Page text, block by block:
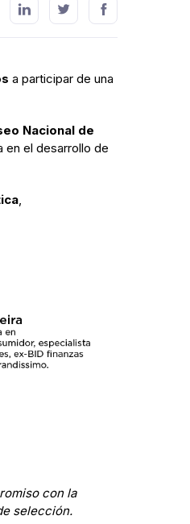
a participar de una
Nacional de
en el desarrollo de
con la
selección.